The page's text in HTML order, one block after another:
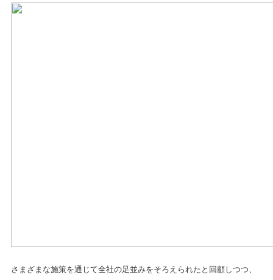
さまざまな施策を通じて全社の足並みをそろえられたと回顧しつつ、